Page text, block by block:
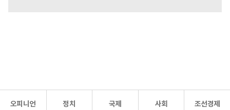
오피니언 정치 국제 사회 조선경제